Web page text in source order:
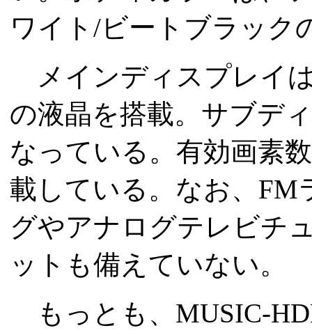
ワイト/ビートブラック
メインディスプレイ
の液晶を搭載。サブデ
なっている。有効画素
載している。なお、FM
グやアナログテレビチ
ットも備えていない。
もっとも、MUSIC-